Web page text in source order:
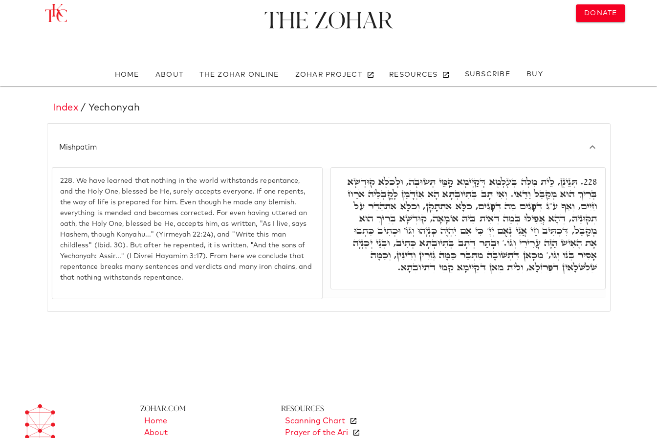
DONATE
The Zohar
HOME ABOUT THE ZOHAR ONLINE ZOHAR PROJECT RESOURCES SUBSCRIBE BUY
Index/ Yechonyah
Mishpatim
228. We have learned that nothing in the world withstands repentance,
and the Holy One, blessed be He, surely accepts everyone. If one repents,
the way of life is prepared for him. Even though he made any blemish,
everything is mended and becomes corrected. For even having uttered an
oath, the Holy One, blessed be He, accepts him, as written, "As I live, says
Hashem, though Konyahu..." (Yirmeyah 22:24), and "Write this man
childless" (Ibid. 30). But after he repented, it is written, "And the sons of
Yechonyah: Assir..." (I Divrei Hayamim 3:17). From here we conclude that
repentance breaks many sentences and verdicts and many iron chains, and
that nothing withstands repentance.
228. תָּנֵינָן, לֵית מִלָּה בְּעָלְמָא דְּקַיְּימָא קַמֵּי תְּשׁוּבָה, וּלְכֹלָּא קוּדְשָׁא
בְּרִיךְ הוּא מְקַבֵּל וַדַּאי. וְאִי תָּב בְּתִיוּבְתָּא הָא אִזְדָּמַן לָקֳבְלֵיהּ אֹרַח
חַיִּים, וְאַף ע"ג דְּפָגִים מַה דְּפָגִים, כֹּלָּא אִתְתָּקַּן, וְכֹלָּא אִתְהַדַּר עַל
תְקּוּנֵיהּ, דְּהָא אֲפִילּוּ בְּמַה דְּאִית בֵּיהּ אוֹמָאָה, קוּדְשָׁא בְּרִיךְ הוּא
מְקַבֵּל, דִּכְתִּיב חַי אֲנִי נְאֻם יְיָ' כִּי אִם יִהְיֶה כָּנְיָהוּ וְגוֹ' וּכְתִיב כִּתְבוּ
אֶת הָאִישׁ הַזֶּה עֲרִירִי וְגוֹ.' וּבָתַר דְּתָב בְּתִיוּבְתָּא כְּתִיב, וּבְנֵי יְכָנְיָה
אָסִיר בְּנוֹ וְגוֹ,' מִכָּאן דִּתְשׁוּבָה מִתְּבַּר כַּמָּה גְּזִרִין וְדִינִין, וְכַמָּה
שַׁלְשְׁלָאִין דְּפַרְזְלָא, וְלֵית מַאן דְּקַיְּימָא קַמֵּי דְּתִיוּבְתָּא.
Zohar.com
Home
About
Resources
Scanning Chart
Prayer of the Ari